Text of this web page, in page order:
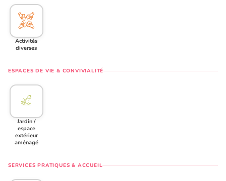
Activités
diverses
ESPACES DE VIE & CONVIVIALITÉ
Jardin /
espace
extérieur
aménagé
SERVICES PRATIQUES & ACCUEIL